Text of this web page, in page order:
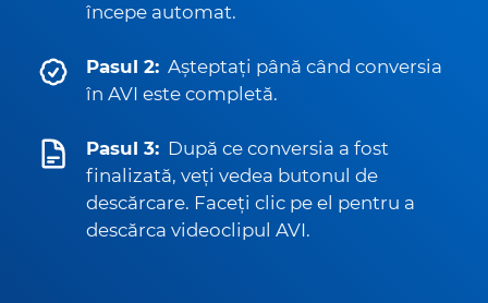
începe automat.
Pasul 2: Așteptați până când conversia
în AVI este completă.
Pasul 3: După ce conversia a fost
finalizată, veți vedea butonul de
descărcare. Faceți clic pe el pentru a
descărca videoclipul AVI.